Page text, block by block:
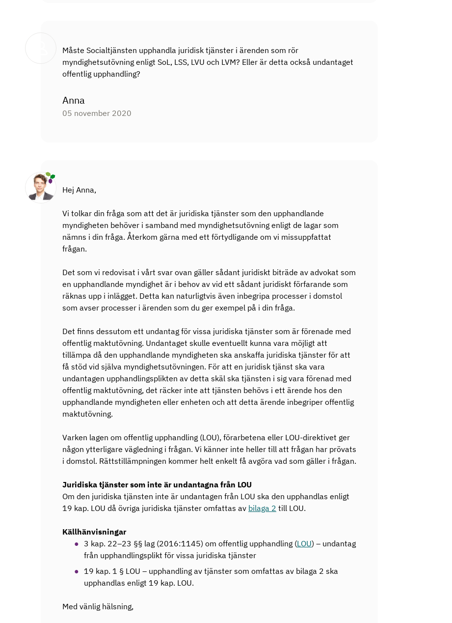
Måste Socialtjänsten upphandla juridisk tjänster i ärenden som rör
myndighetsutövning enligt SoL, LSS, LVU och LVM? Eller är detta också undantaget
offentlig upphandling?
Anna
05 november 2020
Hej Anna,
Vi tolkar din fråga som att det är juridiska tjänster som den upphandlande
myndigheten behöver i samband med myndighetsutövning enligt de lagar som
nämns i din fråga. Återkom gärna med ett förtydligande om vi missuppfattat
frågan.
Det som vi redovisat i vårt svar ovan gäller sådant juridiskt biträde av advokat som
en upphandlande myndighet är i behov av vid ett sådant juridiskt förfarande som
räknas upp i inlägget. Detta kan naturligtvis även inbegripa processer i domstol
som avser processer i ärenden som du ger exempel på i din fråga.
Det finns dessutom ett undantag för vissa juridiska tjänster som är förenade med
offentlig maktutövning. Undantaget skulle eventuellt kunna vara möjligt att
tillämpa då den upphandlande myndigheten ska anskaffa juridiska tjänster för att
få stöd vid själva myndighetsutövningen. För att en juridisk tjänst ska vara
undantagen upphandlingsplikten av detta skäl ska tjänsten i sig vara förenad med
offentlig maktutövning, det räcker inte att tjänsten behövs i ett ärende hos den
upphandlande myndigheten eller enheten och att detta ärende inbegriper offentlig
maktutövning.
Varken lagen om offentlig upphandling (LOU), förarbetena eller LOU-direktivet ger
någon ytterligare vägledning i frågan. Vi känner inte heller till att frågan har prövats
i domstol. Rättstillämpningen kommer helt enkelt få avgöra vad som gäller i frågan.
Juridiska tjänster som inte är undantagna från LOU
Om den juridiska tjänsten inte är undantagen från LOU ska den upphandlas enligt
19 kap. LOU då övriga juridiska tjänster omfattas av bilaga 2 till LOU.
Källhänvisningar
3 kap. 22–23 §§ lag (2016:1145) om offentlig upphandling (LOU) – undantag
från upphandlingsplikt för vissa juridiska tjänster
19 kap. 1 § LOU – upphandling av tjänster som omfattas av bilaga 2 ska
upphandlas enligt 19 kap. LOU.
Med vänlig hälsning,